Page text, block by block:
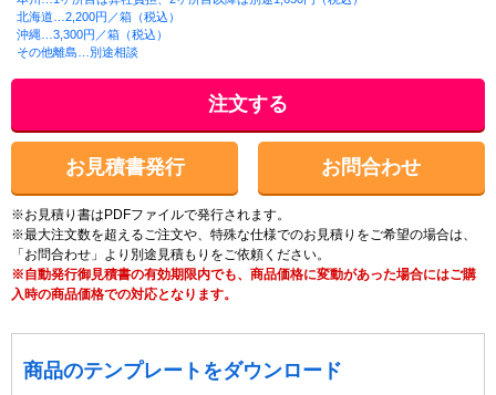
北海道…2,200円／箱（税込）
沖縄…3,300円／箱（税込）
その他離島…別途相談
注文する
お見積書発行 お問合わせ
※お見積り書はPDFファイルで発行されます。
※最大注文数を超えるご注文や、特殊な仕様でのお見積りをご希望の場合は、
「お問合わせ」より別途見積もりをご依頼ください。
※自動発行御見積書の有効期限内でも、商品価格に変動があった場合にはご購
入時の商品価格での対応となります。
商品のテンプレートをダウンロード